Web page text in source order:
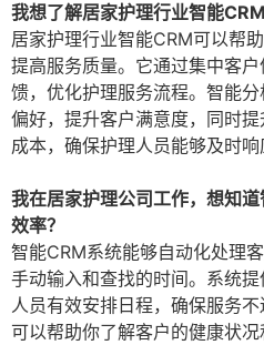
我想了解居家护理行业智能
居家护理行业智能CRM可以帮
提高服务质量。它通过集中客
馈，优化护理服务流程。智能
偏好，提升客户满意度，同时
成本，确保护理人员能够及时响
我在居家护理公司工作，想知
效率？
智能CRM系统能够自动化处理
手动输入和查找的时间。系统
人员有效安排日程，确保服务
可以帮助你了解客户的健康状